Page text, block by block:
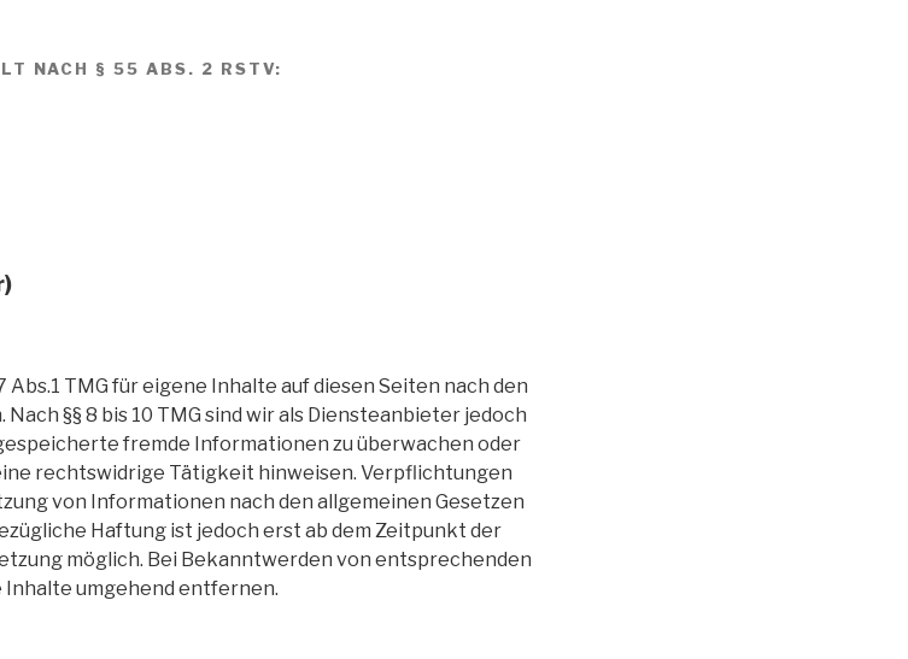
NACH § 55 ABS. 2 RSTV:
TMG für eigene Inhalte auf diesen Seiten nach den
§§ 8 bis 10 TMG sind wir als Diensteanbieter jedoch
fremde Informationen zu überwachen oder
rechtswidrige Tätigkeit hinweisen. Verpflichtungen
von Informationen nach den allgemeinen Gesetzen
Haftung ist jedoch erst ab dem Zeitpunkt der
möglich. Bei Bekanntwerden von entsprechenden
umgehend entfernen.